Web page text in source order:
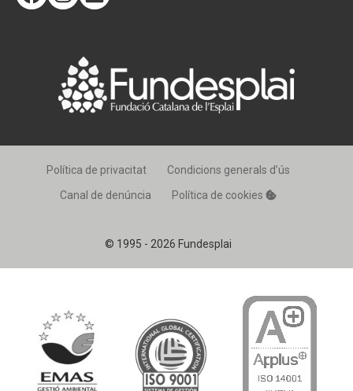
© 1995 - 2026 Fundesplai
Política de privacitat
Condicions generals d’ús
Canal de denúncia
Política de cookies